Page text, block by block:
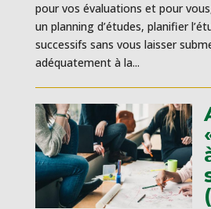
pour vos évaluations et pour
un planning d’études, planifier
successifs sans vous laisser
adéquatement à la...